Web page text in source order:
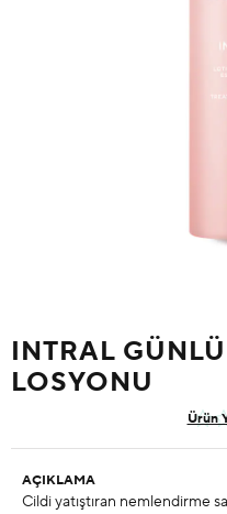
INTRAL
LOSYONU
Ürün
AÇIKLAMA